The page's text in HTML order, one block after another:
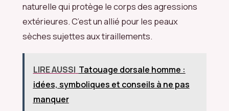
naturelle qui protège le corps des agressions
extérieures. C’est un allié pour les peaux
sèches sujettes aux tiraillements.
LIRE AUSSI Tatouage dorsale homme :
idées, symboliques et conseils à ne pas
manquer